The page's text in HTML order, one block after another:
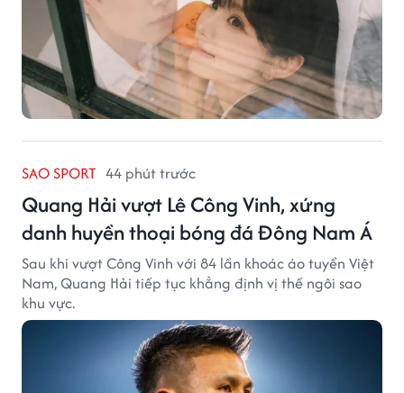
SAO SPORT 44 phút trước
Quang Hải vượt Lê Công Vinh, xứng
danh huyền thoại bóng đá Đông Nam Á
Sau khi vượt Công Vinh với 84 lần khoác áo tuyển Việt
Nam, Quang Hải tiếp tục khẳng định vị thế ngôi sao
khu vực.